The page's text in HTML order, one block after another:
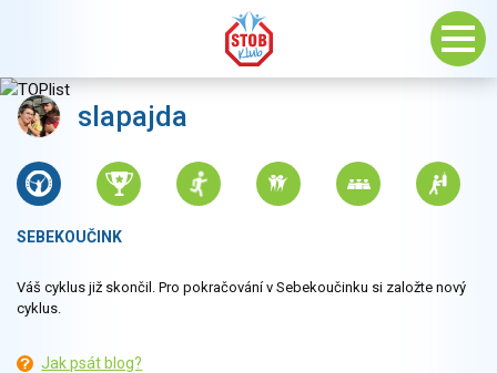
slapajda
SEBEKOUČINK
Váš cyklus již skončil. Pro pokračování v Sebekoučinku si založte nový
cyklus.
Jak psát blog?